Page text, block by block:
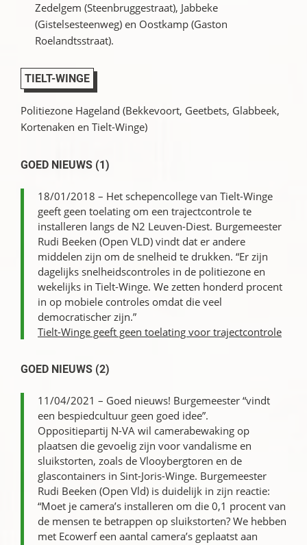
Zedelgem (Steenbruggestraat), Jabbeke
(Gistelsesteenweg) en Oostkamp (Gaston
Roelandtsstraat).
TIELT-WINGE
Politiezone Hageland (Bekkevoort, Geetbets, Glabbeek,
Kortenaken en Tielt-Winge)
GOED NIEUWS (1)
18/01/2018 – Het schepencollege van Tielt-Winge
geeft geen toelating om een trajectcontrole te
installeren langs de N2 Leuven-Diest. Burgemeester
Rudi Beeken (Open VLD) vindt dat er andere
middelen zijn om de snelheid te drukken. “Er zijn
dagelijks snelheidscontroles in de politiezone en
wekelijks in Tielt-Winge. We zetten honderd procent
in op mobiele controles omdat die veel
democratischer zijn.”
Tielt-Winge geeft geen toelating voor trajectcontrole
GOED NIEUWS (2)
11/04/2021 – Goed nieuws! Burgemeester “vindt
een bespiedcultuur geen goed idee”.
Oppositiepartij N-VA wil camerabewaking op
plaatsen die gevoelig zijn voor vandalisme en
sluikstorten, zoals de Vlooybergtoren en de
glascontainers in Sint-Joris-Winge. Burgemeester
Rudi Beeken (Open Vld) is duidelijk in zijn reactie:
“Moet je camera’s installeren om die 0,1 procent van
de mensen te betrappen op sluikstorten? We hebben
met Ecowerf een aantal camera’s geplaatst aan